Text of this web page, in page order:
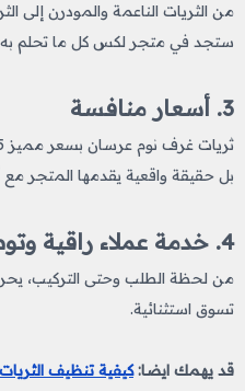
من الثريات الناعمة والمودرن إلى
ستجد في متجر لكس كل ما تحلم
3. أسعار منافسة
بل حقيقة واقعية يقدمها المتجر
4. خدمة عملاء راقية وتوصيل سريع
من لحظة الطلب وحتى التركيب،
تسوق استثنائية.
قد يهمك ايضا:كيفية تنظيف